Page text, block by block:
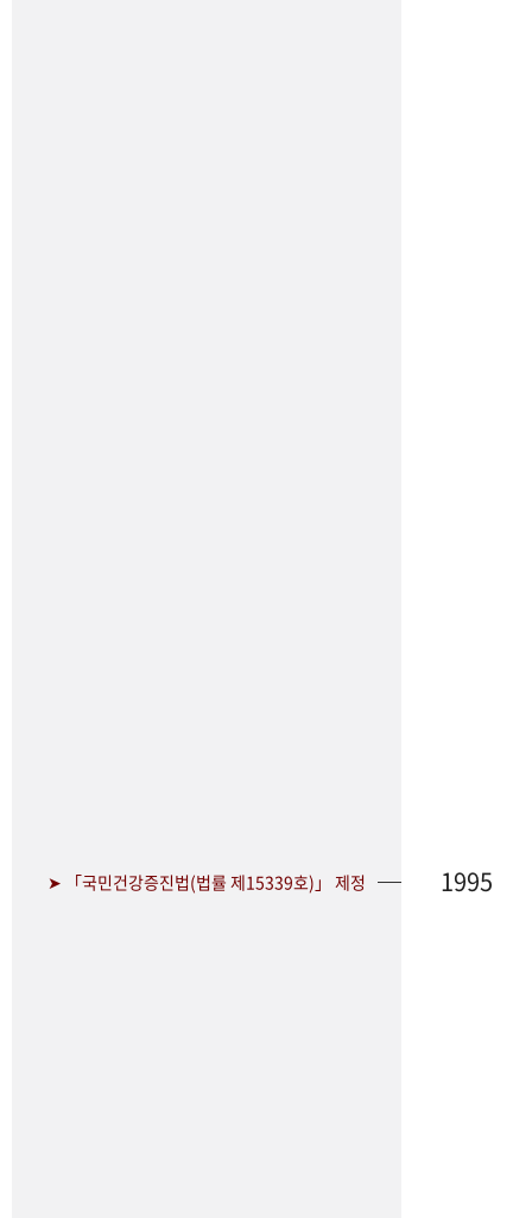
➤ 「국민건강증진법(법률 제15339호)」 제정 1995